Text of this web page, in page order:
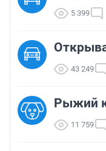
5 399
43 249
Рыжий
11 759